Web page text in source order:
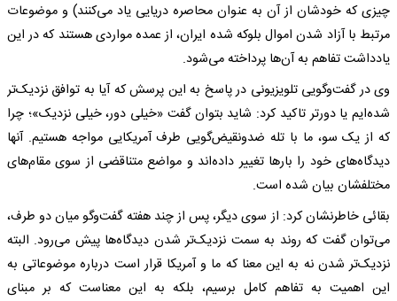
چیزی که خودشان از آن به عنوان محاصره دریایی یاد می‌کنند) و موضوعات
مرتبط با آزاد شدن اموال بلوکه شده ایران، از عمده مواردی هستند که در این
یادداشت تفاهم به آن‌ها پرداخته می‌شود.
وی در گفت‌وگویی تلویزیونی در پاسخ به این پرسش که آیا به توافق نزدیک‌تر
شده‌ایم یا دورتر تاکید کرد: شاید بتوان گفت «خیلی دور، خیلی نزدیک»؛ چرا
که از یک سو، ما با تله ضدونقیض‌گویی طرف آمریکایی مواجه هستیم. آنها
دیدگاه‌های خود را بارها تغییر داده‌اند و مواضع متناقضی از سوی مقام‌های
مختلفشان بیان شده است.
بقائی خاطرنشان کرد: از سوی دیگر، پس از چند هفته گفت‌وگو میان دو طرف،
می‌توان گفت که روند به سمت نزدیک‌تر شدن دیدگاه‌ها پیش می‌رود. البته
نزدیک‌تر شدن نه به این معنا که ما و آمریکا قرار است درباره موضوعاتی به
این اهمیت به تفاهم کامل برسیم، بلکه به این معناست که بر مبنای